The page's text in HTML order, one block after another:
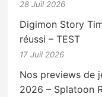
28 Juil 2026
Digimon Story
réussi – TEST
17 Juil 2026
Nos previews de
2026 – Splatoon